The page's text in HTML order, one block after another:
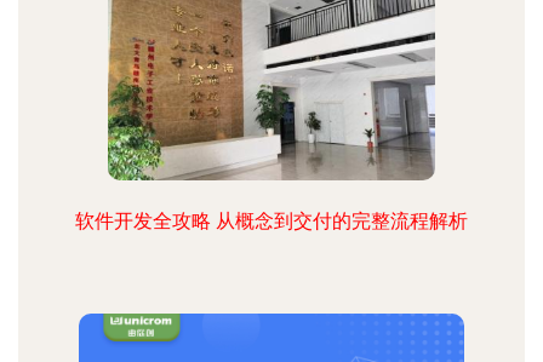
软件开发全攻略 从概念到交付的完整流程解析